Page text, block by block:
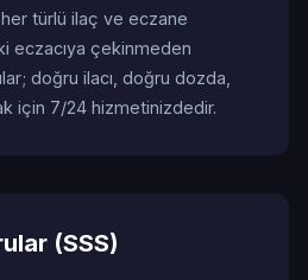
her türlü ilaç ve eczane
eczacıya çekinmeden
doğru ilacı, doğru dozda,
için 7/24 hizmetinizdedir.
(SSS)